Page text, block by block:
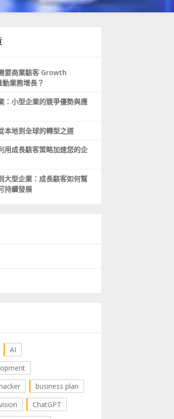
要商業駭客 Growth
業務增長？
：小型企業的競爭優勢與應
本地到全球的轉型之道
用成長駭客策略加速您的企
大型企業：成長駭客如何幫
持續發展
AI
business plan
ChatGPT